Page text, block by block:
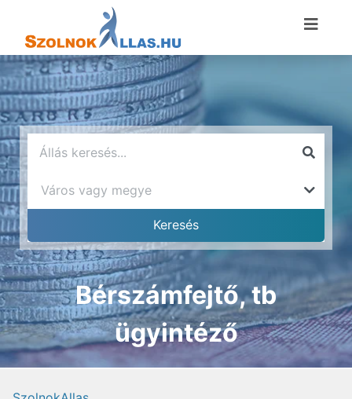
Bérszámfejtő, tb
ügyintéző